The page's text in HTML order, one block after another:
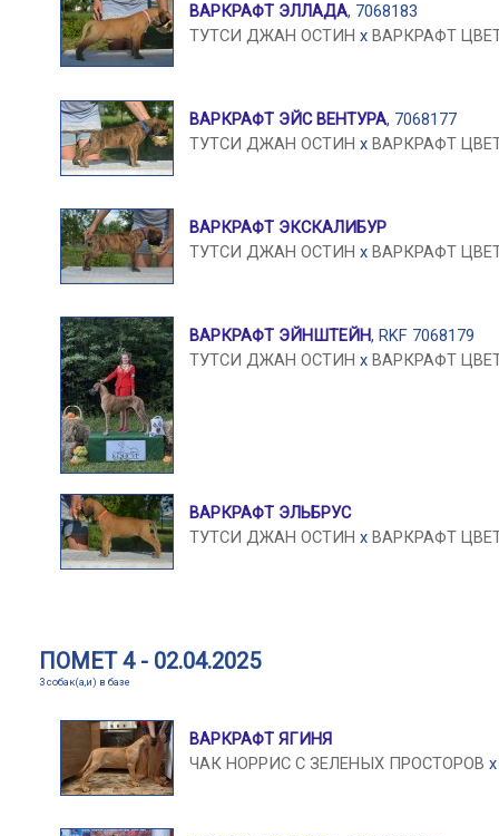
ВАРКРАФТ ЭЛЛАДА, 7068183
ТУТСИ ДЖАН ОСТИН x ВАРКРАФТ
ВАРКРАФТ ЭЙС ВЕНТУРА, 7068177
ТУТСИ ДЖАН ОСТИН x ВАРКРАФТ
ВАРКРАФТ ЭКСКАЛИБУР
ТУТСИ ДЖАН ОСТИН x ВАРКРАФТ
ВАРКРАФТ ЭЙНШТЕЙН, RKF 7068179
ТУТСИ ДЖАН ОСТИН x ВАРКРАФТ
ВАРКРАФТ ЭЛЬБРУС
ТУТСИ ДЖАН ОСТИН x ВАРКРАФТ
ПОМЕТ 4 - 02.04.2025
3 собак(а,и) в базе
ВАРКРАФТ ЯГИНЯ
ЧАК НОРРИС С ЗЕЛЕНЫХ ПРОСТОРОВ